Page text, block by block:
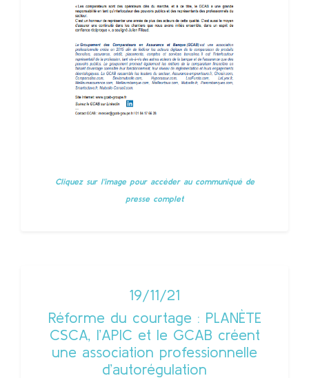
Cliquez sur l'image pour accèder au communiqué de
presse complet
19/11/21
Réforme du courtage : PLANÈTE
CSCA, l’APIC et le GCAB créent
une association professionnelle
d’autorégulation